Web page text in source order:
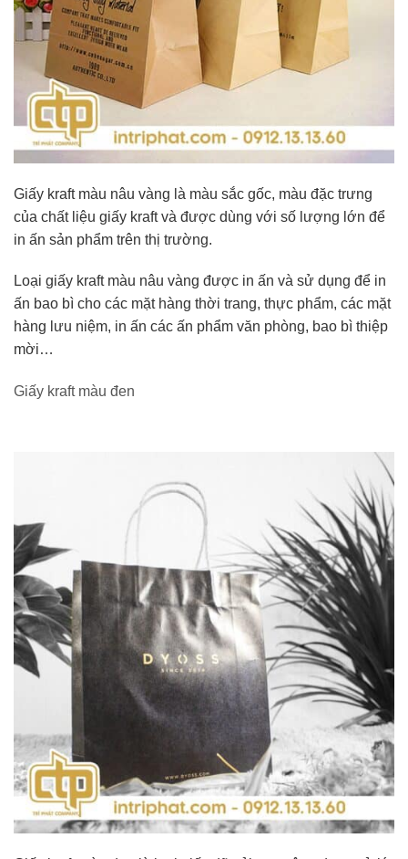
Giấy kraft màu nâu vàng là màu sắc gốc, màu đặc trưng
của chất liệu giấy kraft và được dùng với số lượng lớn để
in ấn sản phẩm trên thị trường.
Loại giấy kraft màu nâu vàng được in ấn và sử dụng để in
ấn bao bì cho các mặt hàng thời trang, thực phẩm, các mặt
hàng lưu niệm, in ấn các ấn phẩm văn phòng, bao bì thiệp
mời…
Giấy kraft màu đen